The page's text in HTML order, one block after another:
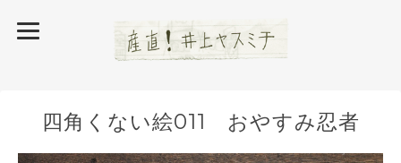
四角くない絵011 おやすみ忍者